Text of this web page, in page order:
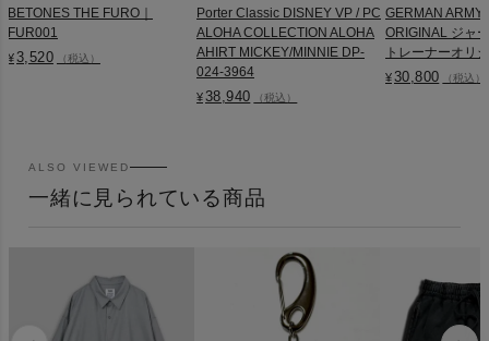
BETONES THE FURO｜
FUR001
¥ 3,520 （税込）
Porter Classic DISNEY VP / PC
ALOHA COLLECTION ALOHA
AHIRT MICKEY/MINNIE DP-
024-3964
¥ 38,940 （税込）
GERMAN ARMY
ORIGINAL ジャ
トレーナーオリ
¥ 30,800 （税込）
ALSO VIEWED
一緒に見られている商品